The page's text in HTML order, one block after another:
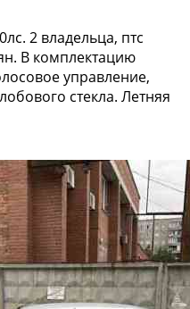
2 владельца, птс
В комплектацию
управление,
стекла. Летняя